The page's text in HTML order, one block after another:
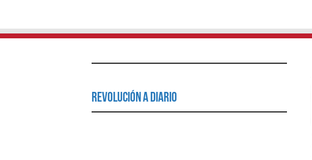
Revolución a Diario